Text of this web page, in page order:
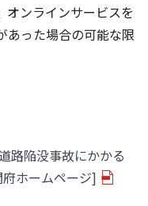
オンラインサービスを
あった場合の可能な限
路陥没事故にかかる
ホームページ]